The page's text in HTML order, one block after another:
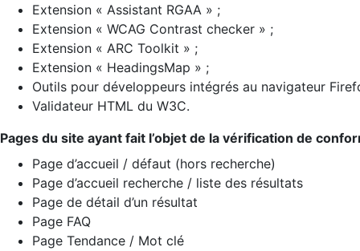
Extension « Assistant RGAA » ;
Extension « WCAG Contrast checker » ;
Extension « ARC Toolkit » ;
Extension « HeadingsMap » ;
Outils pour développeurs intégrés au navigateur
Validateur HTML du W3C.
Pages du site ayant fait l’objet de la vérification de
Page d’accueil / défaut (hors recherche)
Page d’accueil recherche / liste des résultats
Page de détail d’un résultat
Page FAQ
Page Tendance / Mot clé